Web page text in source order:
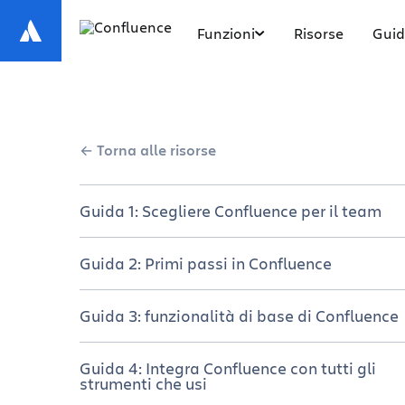
Funzioni Risorse
Torna alle risorse
Guida 1: Scegliere Confluence per il team
Tieni tutti i membri del team sulla
stessa pagina
Scegli il tuo piano
successo
Guida 2: Primi passi in Confluence
Una breve panoramica di Confluence
Configura il sito e gli spazi Confluence
Creazione e collaborazione sui
Guida 3: funzionalità di base di Confluence
Navigazione di Confluence
Guida 4: Integra Confluence con tutti gli
strumenti che usi